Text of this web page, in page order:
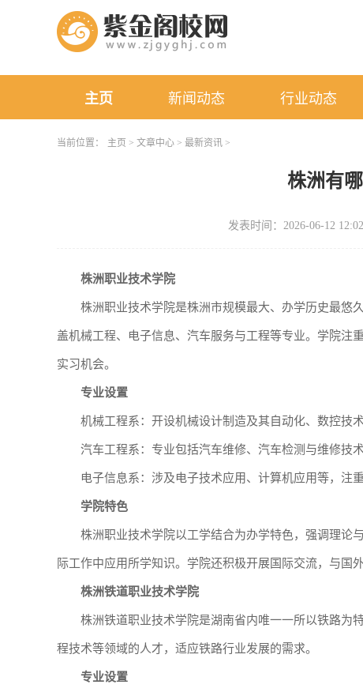
主页 新闻动态 行业动态
当前位置： 主页 > 文章中心 > 最新资讯 >
株洲有
发表时间：2026-06-12 12:02
株洲职业技术学院
株洲职业技术学院是株洲市规模最大、办学历史最悠
盖机械工程、电子信息、汽车服务与工程等专业。学院注
实习机会。
专业设置
机械工程系：开设机械设计制造及其自动化、数控技
汽车工程系：专业包括汽车维修、汽车检测与维修技
电子信息系：涉及电子技术应用、计算机应用等，注
学院特色
株洲职业技术学院以工学结合为办学特色，强调理论
际工作中应用所学知识。学院还积极开展国际交流，与国
株洲铁道职业技术学院
株洲铁道职业技术学院是湖南省内唯一一所以铁路为
程技术等领域的人才，适应铁路行业发展的需求。
专业设置